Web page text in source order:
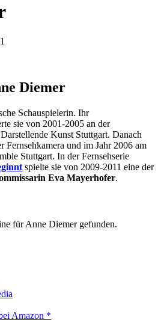
Diemer
Schauspielerin. Ihr
sie von 2001-2005 an der
Kunst Stuttgart. Danach
Fernsehkamera und im Jahr 2006 am
Stuttgart. In der Fernsehserie
spielte sie von 2009-2011 eine der
Eva Mayerhofer.
für Anne Diemer gefunden.
Amazon *